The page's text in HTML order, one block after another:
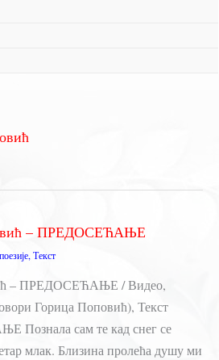
– ПРЕДОСЕЋАЊЕ
, Текст
– ПРЕДОСЕЋАЊЕ / Видео,
Горица Поповић), Текст
Познала сам те кад снег се
млак. Близина пролећа душу ми